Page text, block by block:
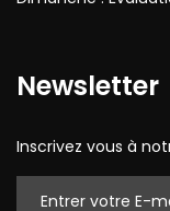
Newsletter
Inscrivez vous à